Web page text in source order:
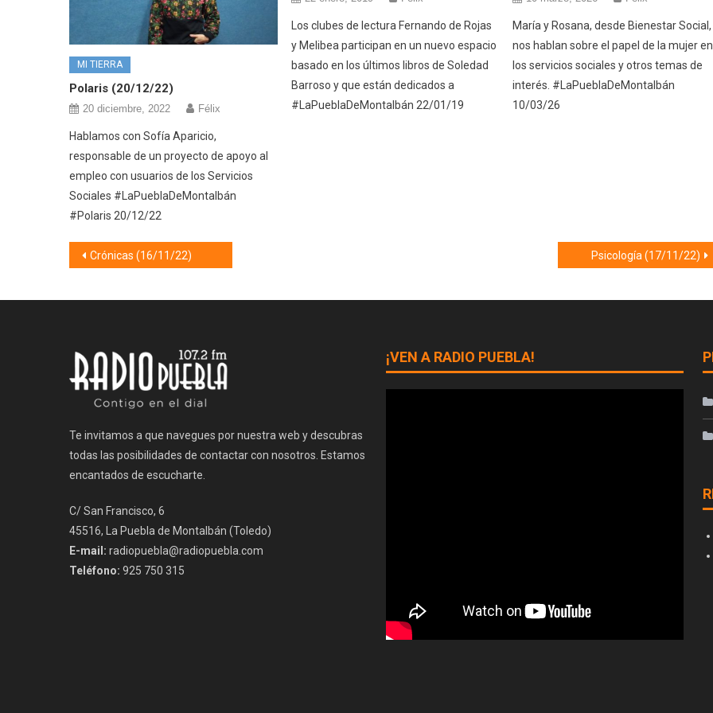
MI TIERRA
Polaris (20/12/22)
20 diciembre, 2022 Félix
Hablamos con Sofía Aparicio,
responsable de un proyecto de apoyo al
empleo con usuarios de los Servicios
Sociales #LaPueblaDeMontalbán
#Polaris 20/12/22
Los clubes de lectura Fernando de Rojas
y Melibea participan en un nuevo espacio
basado en los últimos libros de Soledad
Barroso y que están dedicados a
#LaPueblaDeMontalbán 22/01/19
María y Rosana, desde Bienestar Social,
nos hablan sobre el papel de la mujer en
los servicios sociales y otros temas de
interés. #LaPueblaDeMontalbán
10/03/26
Navegación
Crónicas (16/11/22) Psicología (17/11/22)
Te invitamos a que navegues por nuestra web y descubras
todas las posibilidades de contactar con nosotros. Estamos
encantados de escucharte.
C/ San Francisco, 6
45516, La Puebla de Montalbán (Toledo)
E-mail: radiopuebla@radiopuebla.com
Teléfono: 925 750 315
¡VEN A RADIO PUEBLA!